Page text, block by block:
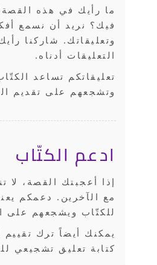
ما رأيك في هذه القصة؟ هل
فيك؟ نريد أن نسمع أفكارك
وتعليقاتك. شاركنا رأيك في
التعليقات أدناه.
تعليقاتكم تساعد الكتّاب
وتشجعهم على تقديم المزيد.
ادعم الكتّاب
إذا أعجبتك القصة، لا تنسَ
مع الآخرين. دعمكم يعني
للكتّاب ويشجعهم على
يمكنك أيضاً ترك تقييم للقصة
كتابة تعليق تشجيعي للكاتب.